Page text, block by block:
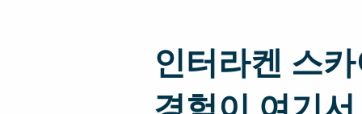
인터라켄 스
경험이 여기